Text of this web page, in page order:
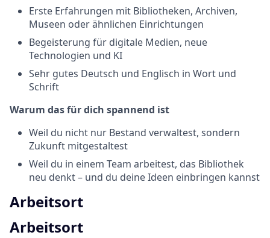
Erste Erfahrungen mit Bibliotheken, Archiven,
Museen oder ähnlichen Einrichtungen
Begeisterung für digitale Medien, neue
Technologien und KI
Sehr gutes Deutsch und Englisch in Wort und
Schrift
Warum das für dich spannend ist
Weil du nicht nur Bestand verwaltest, sondern
Zukunft mitgestaltest
Weil du in einem Team arbeitest, das Bibliothek
neu denkt – und du deine Ideen einbringen kannst
Arbeitsort
Arbeitsort